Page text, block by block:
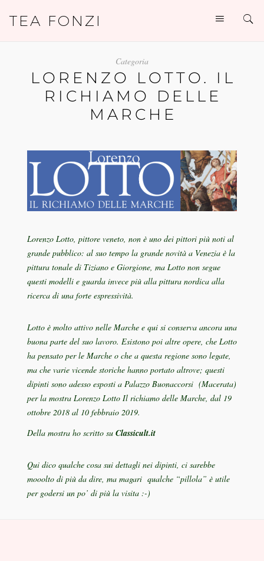
TEA FONZI
Categoria
LORENZO LOTTO. IL
RICHIAMO DELLE
MARCHE
Lorenzo Lotto, pittore veneto, non è uno dei pittori più noti al
grande pubblico: al suo tempo la grande novità a Venezia è la
pittura tonale di Tiziano e Giorgione, ma Lotto non segue
questi modelli e guarda invece più alla pittura nordica alla
ricerca di una forte espressività.
Lotto è molto attivo nelle Marche e qui si conserva ancora una
buona parte del suo lavoro. Esistono poi altre opere, che Lotto
ha pensato per le Marche o che a questa regione sono legate,
ma che varie vicende storiche hanno portato altrove; questi
dipinti sono adesso esposti a Palazzo Buonaccorsi (Macerata)
per la mostra Lorenzo Lotto Il richiamo delle Marche, dal 19
ottobre 2018 al 10 febbraio 2019.
Della mostra ho scritto su Classicult.it
Qui dico qualche cosa sui dettagli nei dipinti, ci sarebbe
mooolto di più da dire, ma magari qualche “pillola” è utile
per godersi un po’ di più la visita :-)